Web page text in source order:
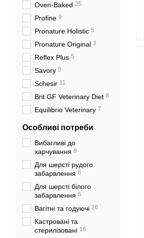
Oven-Baked 25
Profine 9
Pronature Holistic 5
Pronature Original 3
Reflex Plus 5
Savory 5
Schesir 11
Brit GF Veterinary Diet 8
Equilibrio Veterinary 7
Особливі потреби
Вибагливі до
харчування 8
Для шерсті рудого
забарвлення 6
Для шерсті білого
забарвлення 6
Вагітні та годуючі 26
Кастровані та
стерилізовані 16